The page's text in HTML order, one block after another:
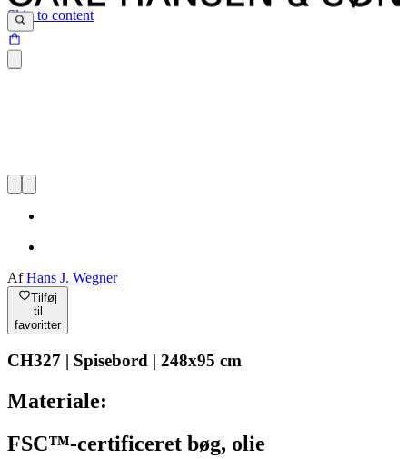
Skip to content
AfHans J. Wegner
Tilføj
til
favoritter
CH327 | Spisebord | 248x95 cm
Materiale:
FSC™-certificeret bøg, olie